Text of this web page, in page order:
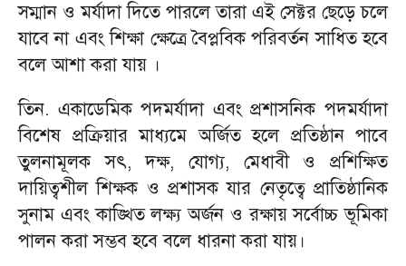
সম্মান ও মর্যাদা দিতে পারলে তারা এই সেক্টর ছেড়ে চলে
যাবে না এবং শিক্ষা ক্ষেত্রে বৈপ্লবিক পরিবর্তন সাধিত হবে
বলে আশা করা যায় ।
তিন. একাডেমিক পদমর্যাদা এবং প্রশাসনিক পদমর্যাদা
বিশেষ প্রক্রিয়ার মাধ্যমে অর্জিত হলে প্রতিষ্ঠান পাবে
তুলনামূলক সৎ, দক্ষ, যোগ্য, মেধাবী ও প্রশিক্ষিত
দায়িত্বশীল শিক্ষক ও প্রশাসক যার নেতৃত্বে প্রাতিষ্ঠানিক
সুনাম এবং কাঙ্খিত লক্ষ্য অর্জন ও রক্ষায় সর্বোচ্চ ভূমিকা
পালন করা সম্ভব হবে বলে ধারনা করা যায়।